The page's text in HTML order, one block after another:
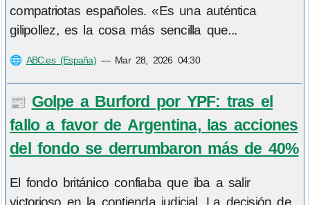
compatriotas españoles. «Es una auténtica
gilipollez, es la cosa más sencilla que...
🌐 ABC.es (España)— Mar 28, 2026 04:30
📰 Golpe a Burford por YPF: tras el
fallo a favor de Argentina, las acciones
del fondo se derrumbaron más de 40%
El fondo británico confiaba que iba a salir
victorioso en la contienda judicial. La decisión de